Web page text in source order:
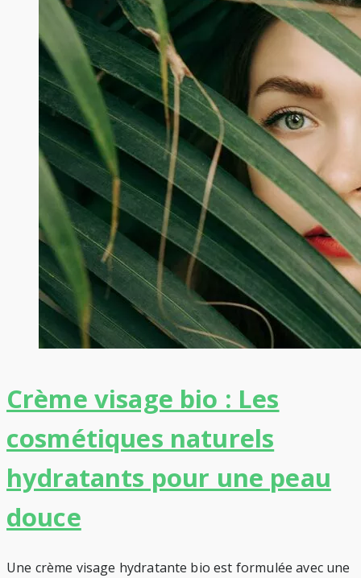
Crème visage bio : Les
cosmétiques naturels
hydratants pour une peau
douce
Une crème visage hydratante bio est formulée avec une